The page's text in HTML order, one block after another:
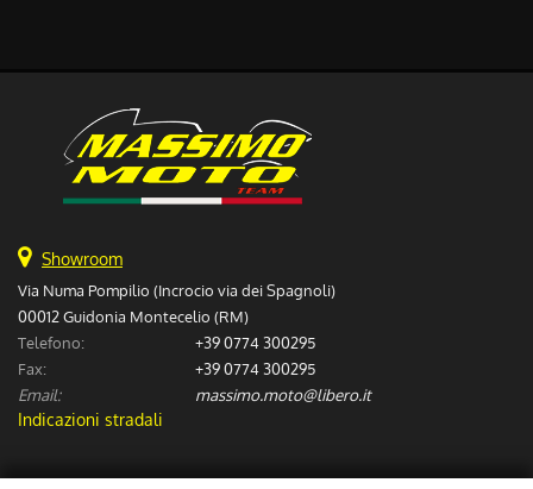
Showroom
Via Numa Pompilio (Incrocio via dei Spagnoli)
00012 Guidonia Montecelio (RM)
Telefono:
+39 0774 300295
Fax:
+39 0774 300295
Email:
massimo.moto@libero.it
Indicazioni stradali